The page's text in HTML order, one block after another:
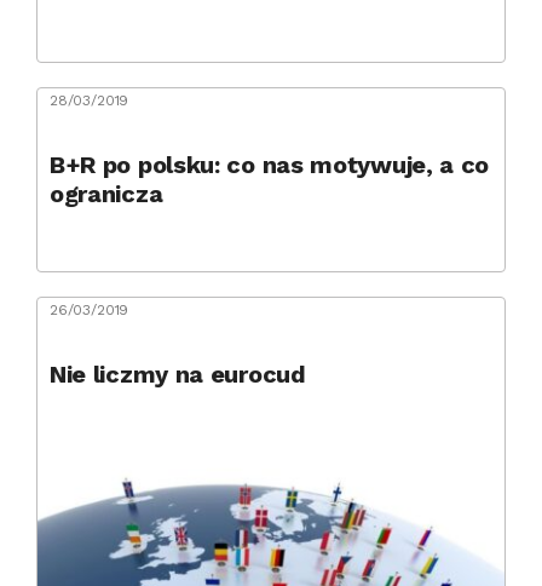
28/03/2019
B+R po polsku: co nas motywuje, a co
ogranicza
26/03/2019
Nie liczmy na eurocud